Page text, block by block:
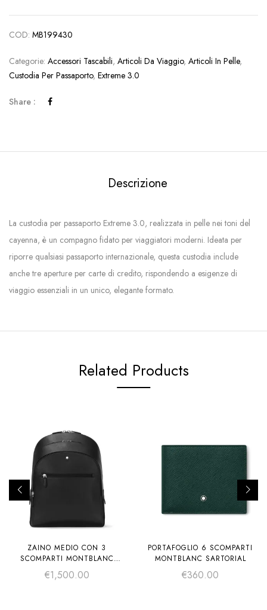
COD: MB199430
Categorie: Accessori Tascabili, Articoli Da Viaggio, Articoli In Pelle,
Custodia Per Passaporto, Extreme 3.0
Share :
Descrizione
La custodia per passaporto Extreme 3.0, realizzata in pelle nei toni del
cayenna, è un compagno fidato per viaggiatori moderni. Ideata per
riporre qualsiasi passaporto internazionale, questa custodia include
anche tre aperture per carte di credito, rispondendo a esigenze di
viaggio essenziali in un unico, elegante formato.
Related Products
ZAINO MEDIO CON 3
SCOMPARTI MONTBLANC
SARTORIAL
€1,500.00
PORTAFOGLIO 6 SCOMPARTI
MONTBLANC SARTORIAL
€360.00